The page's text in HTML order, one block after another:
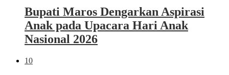
Bupati Maros Dengarkan Aspirasi
Anak pada Upacara Hari Anak
Nasional 2026
10